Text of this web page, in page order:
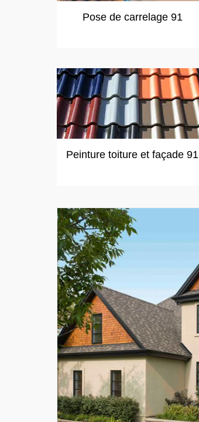
Pose de carrelage 91
Peinture toiture et façade 91